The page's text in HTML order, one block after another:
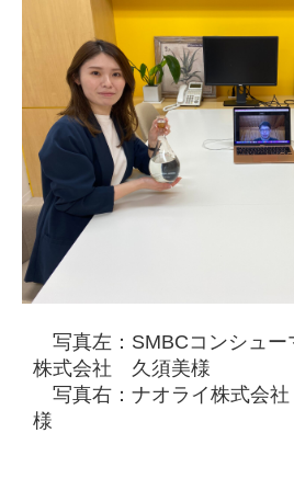
写真左：SMBCコンシュー
株式会社 久須美様
写真右：ナオライ株式会
様